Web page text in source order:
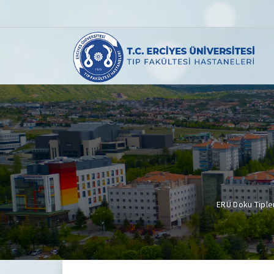
ERÜ Doku